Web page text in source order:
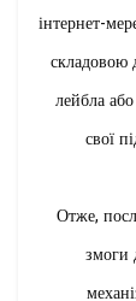
інтернет-
складовою
лейбла
свої
Отже,
змоги